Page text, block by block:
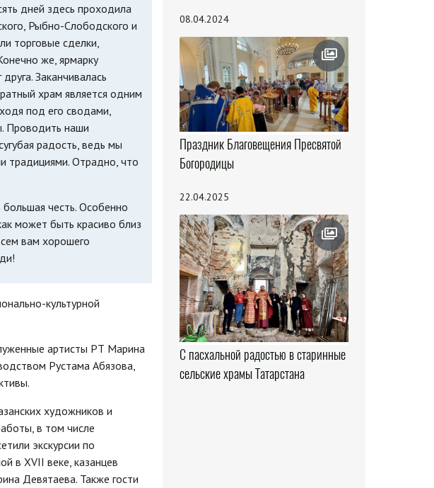
дней здесь проходила
Рыбно-Слободского и
торговые сделки,
же, ярмарку
Заканчивалась
храм является одним
под его сводами,
Проводить наши
радость, ведь мы
традициями. Отрадно, что
честь. Особенно
может быть красиво близ
вам хорошего
культурной
артисты РТ Марина
Рустама Абязова,
художников и
в том числе
экскурсии по
в XVII веке, казанцев
Девятаева. Также гости
08.04.2024
Праздник Благовещения Пресвятой
Богородицы
22.04.2025
С пасхальной радостью в старинные
сельские храмы Татарстана